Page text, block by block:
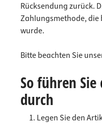
Rücksendung zurück.
Zahlungsmethode, die
wurde.
Bitte beachten Sie
So führen
durch
Legen Sie den